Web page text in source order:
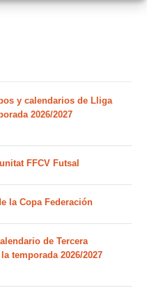
y calendarios de Lliga
2026/2027
FFCV Futsal
la Copa Federación
de Tercera
temporada 2026/2027